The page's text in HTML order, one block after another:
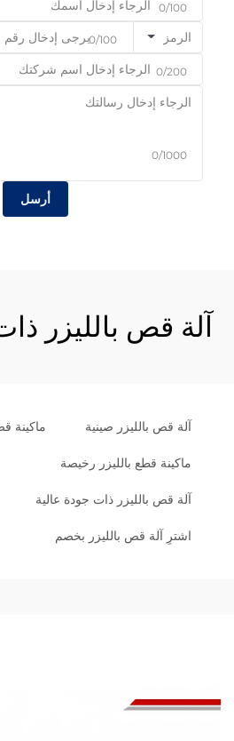
0/100
الرمز 0/100
0/200
0/1000
أرسل
آلة قص بالليزر
آلة قص بالليزر صينية ماكينة
ماكينة قطع بالليزر رخيصة
آلة قص بالليزر ذات جودة عالية
اشترِ آلة قص بالليزر بخصم